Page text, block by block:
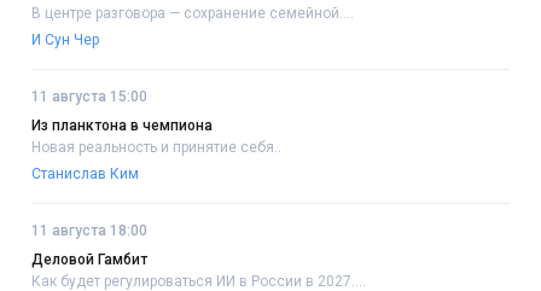
В центре разговора — сохранение семейной....
И Сун Чер
11 августа 15:00
Из планктона в чемпиона
Новая реальность и принятие себя..
Станислав Ким
11 августа 18:00
Деловой Гамбит
Как будет регулироваться ИИ в России в 2027....